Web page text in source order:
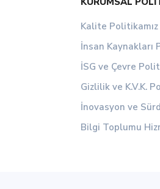
Kalite Politikamız
İnsan Kaynakları
İSG ve Çevre
Gizlilik ve K.V.K.
İnovasyon ve
Bilgi Toplumu